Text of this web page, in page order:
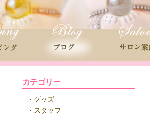
カテゴリー
グッズ
スタッフ